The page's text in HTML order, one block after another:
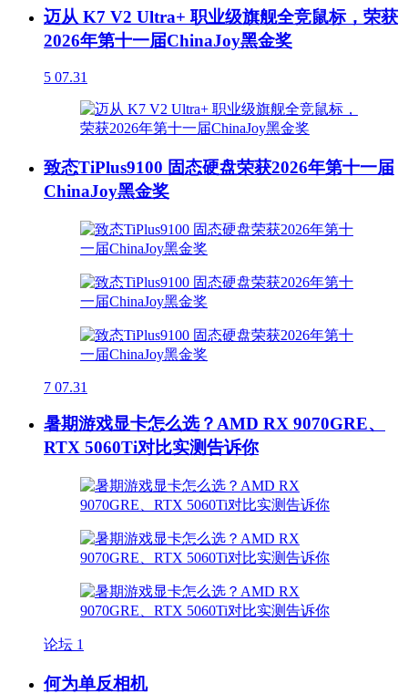
迈从 K7 V2 Ultra+ 职业级旗舰全竞鼠标，荣获
2026年第十一届ChinaJoy黑金奖
5 07.31
致态TiPlus9100 固态硬盘荣获2026年第十一届
ChinaJoy黑金奖
7 07.31
暑期游戏显卡怎么选？AMD RX 9070GRE、
RTX 5060Ti对比实测告诉你
论坛 1
何为单反相机